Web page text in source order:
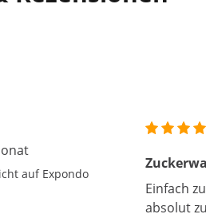
auf Expondo
Einfach
absolut